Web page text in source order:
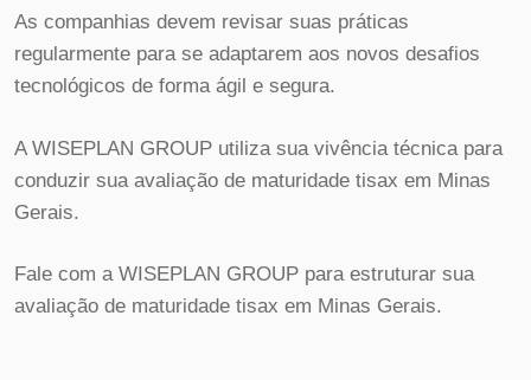
As companhias devem revisar suas práticas
regularmente para se adaptarem aos novos desafios
tecnológicos de forma ágil e segura.
A WISEPLAN GROUP utiliza sua vivência técnica para
conduzir sua avaliação de maturidade tisax em Minas
Gerais.
Fale com a WISEPLAN GROUP para estruturar sua
avaliação de maturidade tisax em Minas Gerais.